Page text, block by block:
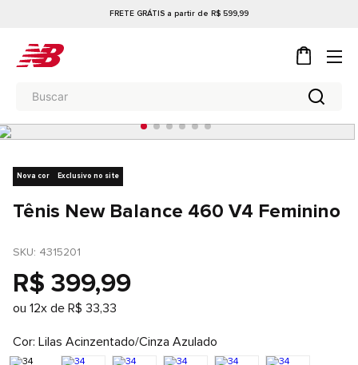
FRETE GRÁTIS a partir de R$ 599,99
Nova cor Exclusivo no site
Tênis New Balance 460 V4 Feminino
SKU: 4315201
R$ 399,99
ou 12x de R$ 33,33
Cor Lilas Acinzentado/Cinza Azulado